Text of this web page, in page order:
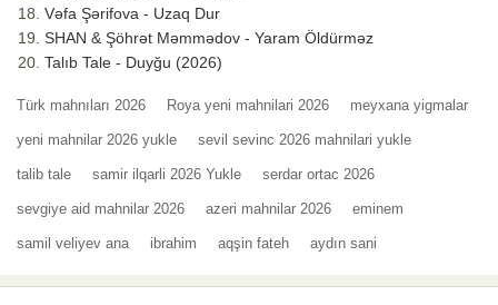
Vəfa Şərifova - Uzaq Dur
SHAN & Şöhrət Məmmədov - Yaram Öldürməz
Talıb Tale - Duyğu (2026)
Türk mahnıları 2026 Roya yeni mahnilari 2026 meyxana yigmalar
yeni mahnilar 2026 yukle sevil sevinc 2026 mahnilari yukle
talib tale samir ilqarli 2026 Yukle serdar ortac 2026
sevgiye aid mahnilar 2026 azeri mahnilar 2026 eminem
samil veliyev ana ibrahim aqşin fateh aydın sani